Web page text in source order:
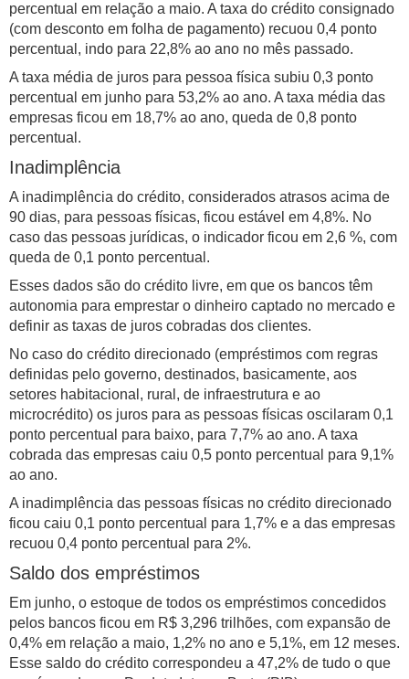
percentual em relação a maio. A taxa do crédito consignado
(com desconto em folha de pagamento) recuou 0,4 ponto
percentual, indo para 22,8% ao ano no mês passado.
A taxa média de juros para pessoa física subiu 0,3 ponto
percentual em junho para 53,2% ao ano. A taxa média das
empresas ficou em 18,7% ao ano, queda de 0,8 ponto
percentual.
Inadimplência
A inadimplência do crédito, considerados atrasos acima de
90 dias, para pessoas físicas, ficou estável em 4,8%. No
caso das pessoas jurídicas, o indicador ficou em 2,6 %, com
queda de 0,1 ponto percentual.
Esses dados são do crédito livre, em que os bancos têm
autonomia para emprestar o dinheiro captado no mercado e
definir as taxas de juros cobradas dos clientes.
No caso do crédito direcionado (empréstimos com regras
definidas pelo governo, destinados, basicamente, aos
setores habitacional, rural, de infraestrutura e ao
microcrédito) os juros para as pessoas físicas oscilaram 0,1
ponto percentual para baixo, para 7,7% ao ano. A taxa
cobrada das empresas caiu 0,5 ponto percentual para 9,1%
ao ano.
A inadimplência das pessoas físicas no crédito direcionado
ficou caiu 0,1 ponto percentual para 1,7% e a das empresas
recuou 0,4 ponto percentual para 2%.
Saldo dos empréstimos
Em junho, o estoque de todos os empréstimos concedidos
pelos bancos ficou em R$ 3,296 trilhões, com expansão de
0,4% em relação a maio, 1,2% no ano e 5,1%, em 12 meses.
Esse saldo do crédito correspondeu a 47,2% de tudo o que